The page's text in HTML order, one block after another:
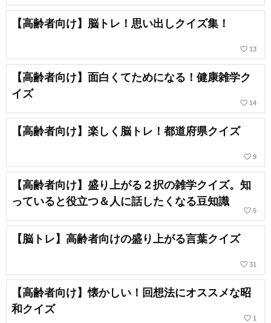
【高齢者向け】脳トレ！思い出しクイズ集！
favorite_border 13
【高齢者向け】面白くてためになる！健康雑学ク
イズ
favorite_border 14
【高齢者向け】楽しく脳トレ！都道府県クイズ
favorite_border 9
【高齢者向け】盛り上がる２択の雑学クイズ。知
っていると役立つ＆人に話したくなる豆知識
favorite_border 5
【脳トレ】高齢者向けの盛り上がる言葉クイズ
favorite_border 31
【高齢者向け】懐かしい！回想法にオススメな昭
和クイズ
favorite_border 1